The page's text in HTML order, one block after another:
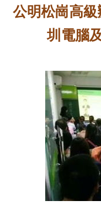
公明松崗高
圳電腦